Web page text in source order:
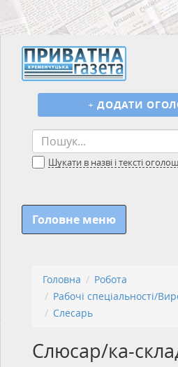
Шукати в назві і тексті
+ ДОДАТИ
Головне меню
Головна
Робота
Рабочі спеціальності/
Слесарь
Слюсар/ка-